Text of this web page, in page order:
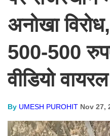
अनोखा
500-500
वीडियो वायरल
By UMESH PUROHIT Nov 27,